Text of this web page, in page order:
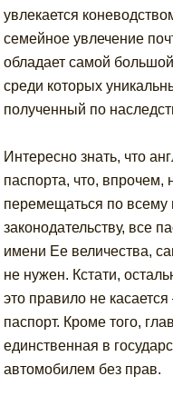
увлекается
семейное увлечение
обладает самой
среди которых
полученный по
Интересно знать, что
паспорта, что,
перемещаться по всему
законодательству, все
имени Ее величества,
не нужен. Кстати,
это правило не
паспорт. Кроме того,
единственная в
автомобилем без прав.